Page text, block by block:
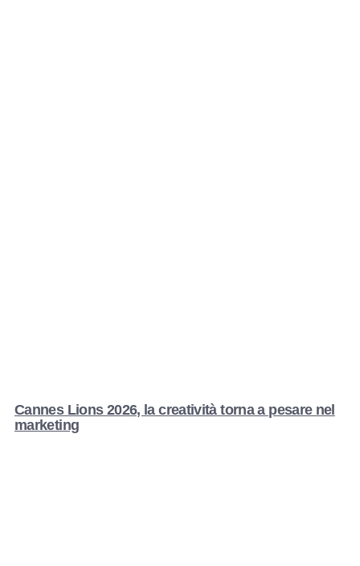
Cannes Lions 2026, la creatività torna a pesare nel
marketing